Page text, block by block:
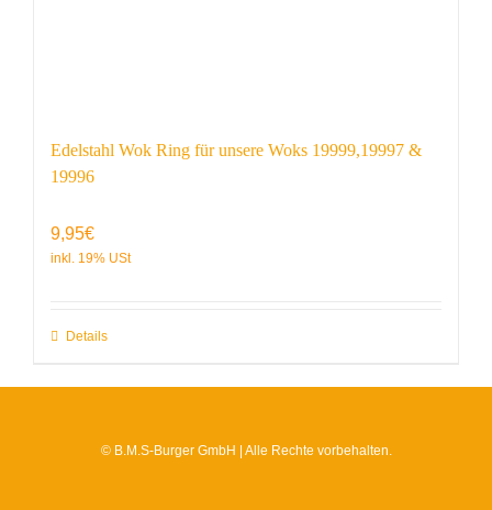
Edelstahl Wok Ring für unsere Woks 19999,19997 &
19996
9,95€
Details
© B.M.S-Burger GmbH | Alle Rechte vorbehalten.